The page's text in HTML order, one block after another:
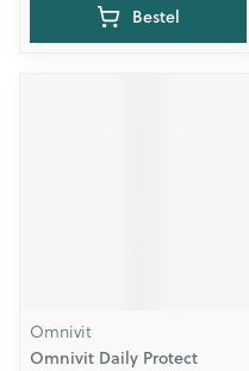
Bestel
Omnivit
Omnivit Daily Protect